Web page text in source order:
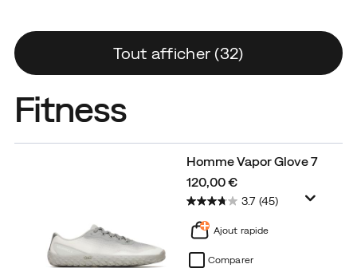
Fitness
Homme Vapor Glove 7
price
120,00 €
3.7 (45)
Ajout rapide
Comparer
Tout afficher (32)